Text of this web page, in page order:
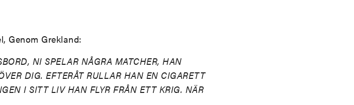
Genom Grekland:
NI SPELAR NÅGRA MATCHER, HAN
DIG. EFTERÅT RULLAR HAN EN CIGARETT
I SITT LIV HAN FLYR FRÅN ETT KRIG. NÄR